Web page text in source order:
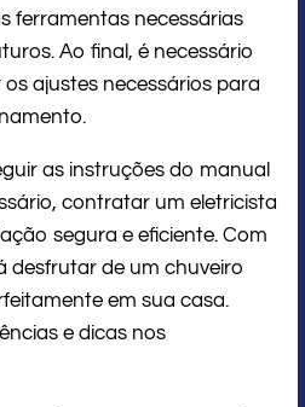
ferramentas necessárias
Ao final, é necessário
ajustes necessários para
as instruções do manual
contratar um eletricista
segura e eficiente. Com
desfrutar de um chuveiro
em sua casa.
e dicas nos